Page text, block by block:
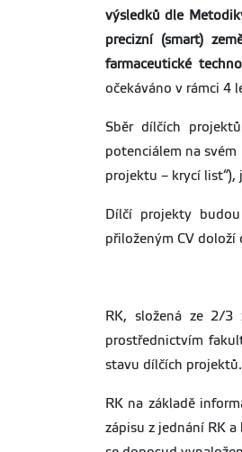
výsledků dle
precizní (smart)
farmaceutické
očekáváno v rámci 4
Sběr dílčích
potenciálem na
projektu – krycí
Dílčí projekty
přiloženým CV
RK, složená ze 2/
prostřednictvím
stavu dílčích
RK na základě
zápisu z jednání RK